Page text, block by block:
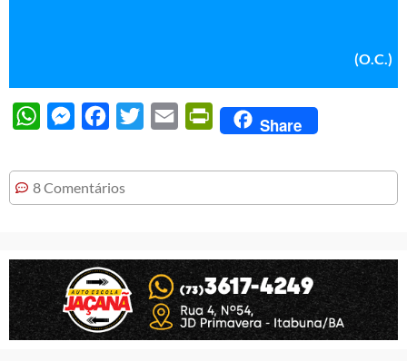
(O.C.)
WhatsAppMessengerFacebook
Twitter Email PrintFriendly
Share
8 Comentários